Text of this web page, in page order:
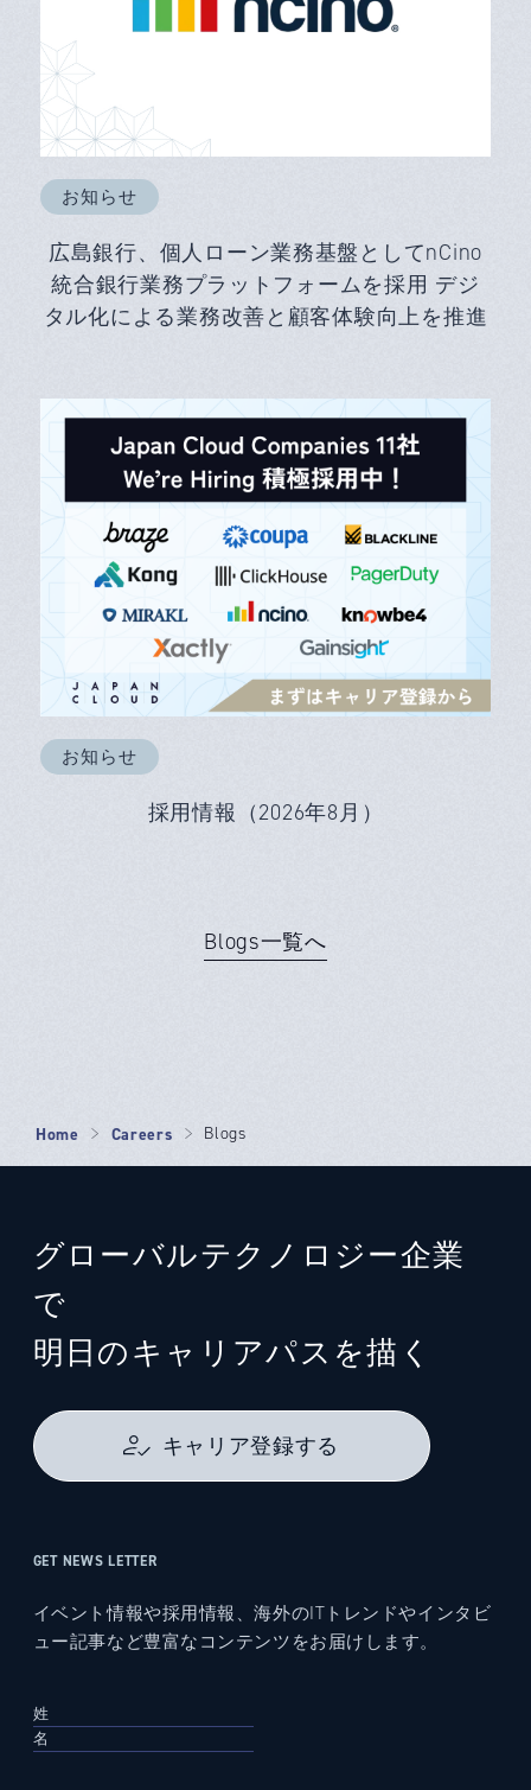
お知らせ
広島銀行、個人ローン業務基盤としてnCino
統合銀行業務プラットフォームを採用 デジ
タル化による業務改善と顧客体験向上を推進
お知らせ
採用情報（2026年8月）
Blogs一覧へ
Home Careers Blogs
グローバルテクノロジー企業
で
明日のキャリアパスを描く
キャリア登録する
GET NEWS LETTER
イベント情報や採用情報、海外のITトレンドやインタビ
ュー記事など豊富なコンテンツをお届けします。